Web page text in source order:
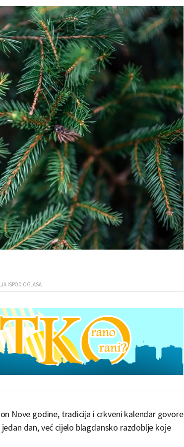
Nove godine, tradicija i crkveni kalendar govore
dan, već cijelo blagdansko razdoblje koje